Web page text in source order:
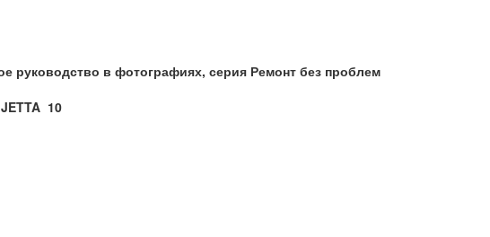
руководство в фотографиях, серия Ремонт без проблем
10